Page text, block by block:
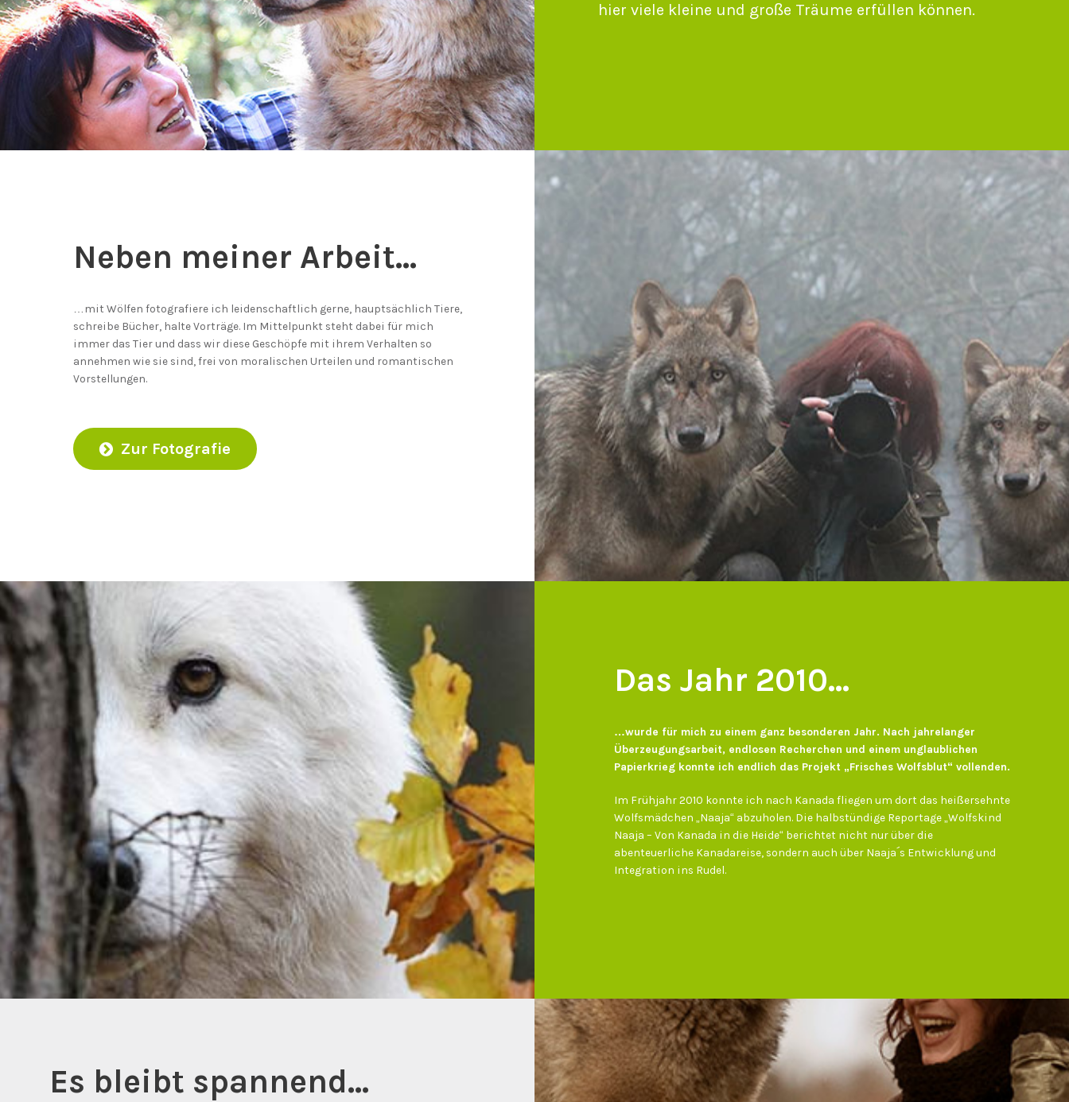
hier viele kleine und große Träume erfüllen können.
Neben meiner Arbeit...
…mit Wölfen fotografiere ich leidenschaftlich gerne, hauptsächlich Tiere,
schreibe Bücher, halte Vorträge. Im Mittelpunkt steht dabei für mich
immer das Tier und dass wir diese Geschöpfe mit ihrem Verhalten so
annehmen wie sie sind, frei von moralischen Urteilen und romantischen
Vorstellungen.
Zur Fotografie
Das Jahr 2010...
…wurde für mich zu einem ganz besonderen Jahr. Nach jahrelanger
Überzeugungsarbeit, endlosen Recherchen und einem unglaublichen
Papierkrieg konnte ich endlich das Projekt „Frisches Wolfsblut“ vollenden.
Im Frühjahr 2010 konnte ich nach Kanada fliegen um dort das heißersehnte
Wolfsmädchen „Naaja“ abzuholen. Die halbstündige Reportage „Wolfskind
Naaja – Von Kanada in die Heide“ berichtet nicht nur über die
abenteuerliche Kanadareise, sondern auch über Naaja´s Entwicklung und
Integration ins Rudel.
Es bleibt spannend...